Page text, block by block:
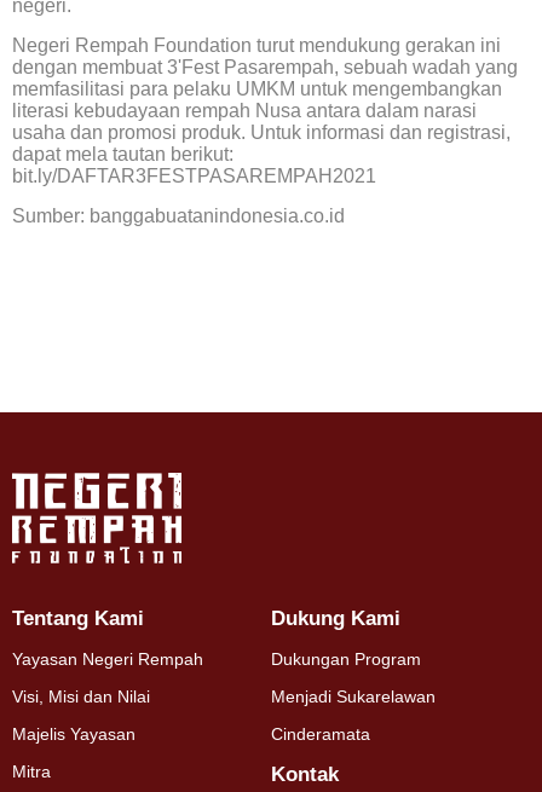
negeri.
Negeri Rempah Foundation turut mendukung gerakan ini
dengan membuat 3'Fest Pasarempah, sebuah wadah yang
memfasilitasi para pelaku UMKM untuk mengembangkan
literasi kebudayaan rempah Nusa antara dalam narasi
usaha dan promosi produk. Untuk informasi dan registrasi,
dapat mela tautan berikut:
bit.ly/DAFTAR3FESTPASAREMPAH2021
Sumber: banggabuatanindonesia.co.id
Tentang Kami
Yayasan Negeri Rempah
Visi, Misi dan Nilai
Majelis Yayasan
Mitra
Dukung Kami
Dukungan Program
Menjadi Sukarelawan
Cinderamata
Kontak